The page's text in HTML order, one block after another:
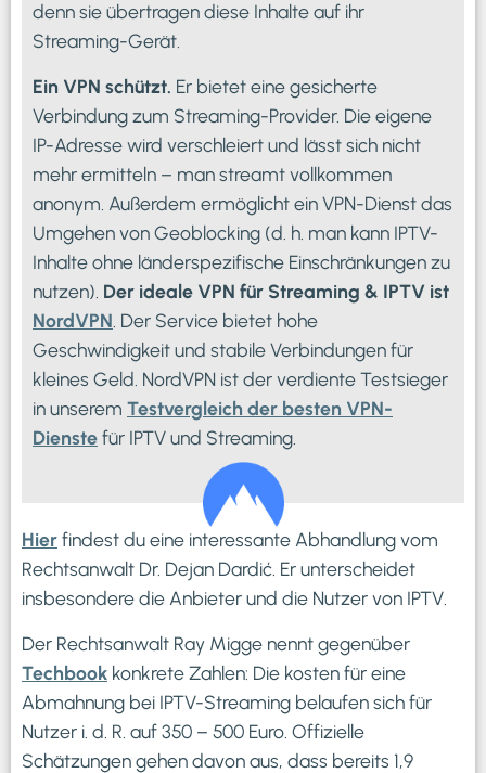
denn sie übertragen diese Inhalte auf ihr
Streaming-Gerät.
Ein VPN schützt. Er bietet eine gesicherte
Verbindung zum Streaming-Provider. Die eigene
IP-Adresse wird verschleiert und lässt sich nicht
mehr ermitteln – man streamt vollkommen
anonym. Außerdem ermöglicht ein VPN-Dienst das
Umgehen von Geoblocking (d. h. man kann IPTV-
Inhalte ohne länderspezifische Einschränkungen zu
nutzen). Der ideale VPN für Streaming & IPTV ist
NordVPN . Der Service bietet hohe
Geschwindigkeit und stabile Verbindungen für
kleines Geld. NordVPN ist der verdiente Testsieger
in unserem Testvergleich der besten VPN-
Dienstefür IPTV und Streaming.
Hierfindest du eine interessante Abhandlung vom
Rechtsanwalt Dr. Dejan Dardić. Er unterscheidet
insbesondere die Anbieter und die Nutzer von IPTV.
Der Rechtsanwalt Ray Migge nennt gegenüber
Techbook konkrete Zahlen: Die kosten für eine
Abmahnung bei IPTV-Streaming belaufen sich für
Nutzer i. d. R. auf 350 – 500 Euro. Offizielle
Schätzungen gehen davon aus, dass bereits 1,9